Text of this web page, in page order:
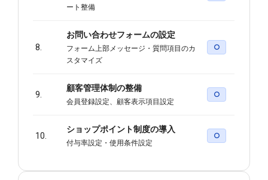
ート整備
8.
お問い合わせフォームの設定
フォーム上部メッセージ・質問項目のカ
スタマイズ
○
9.
顧客管理体制の整備
会員登録設定、顧客表示項目設定
○
10.
ショップポイント制度の導入
付与率設定・使用条件設定
○